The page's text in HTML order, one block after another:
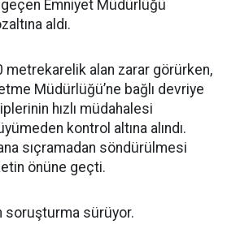
Emniyet Müdürlüğü
aldı.
metrekarelik alan zarar görürken,
Müdürlüğü’ne bağlı devriye
hızlı müdahalesi
kontrol altına alındı.
sıçramadan söndürülmesi
önüne geçti.
soruşturma sürüyor.